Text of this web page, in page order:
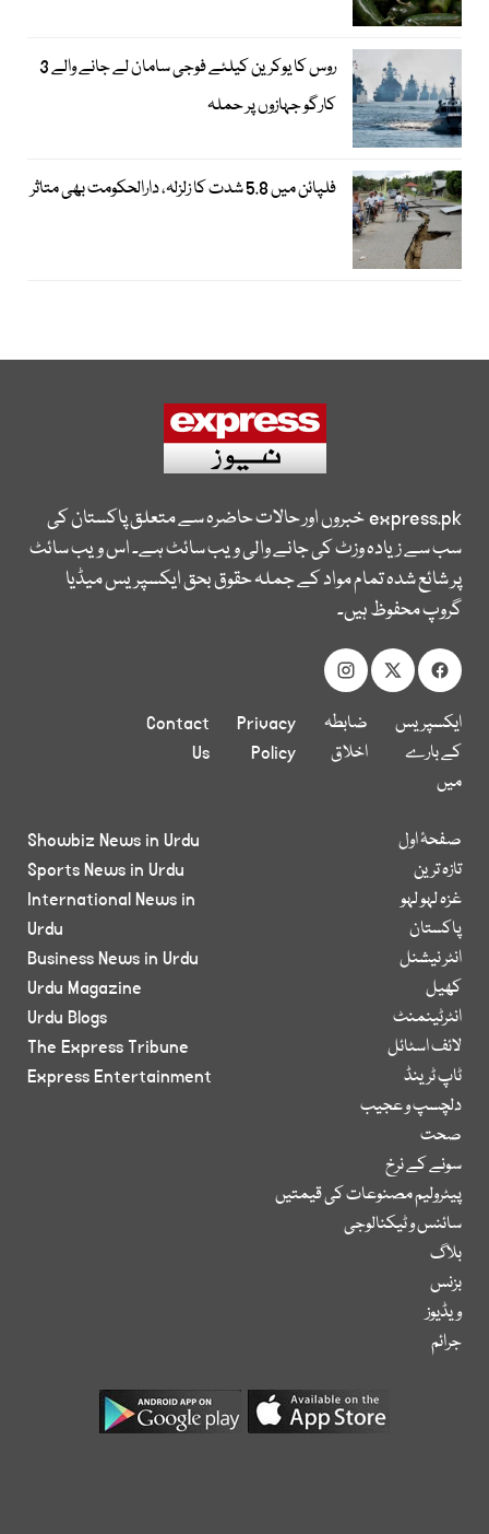
روس کا یوکرین کیلئے فوجی سامان لے جانے والے 3
کارگو جہازوں پر حملہ
فلپائن میں 5.8 شدت کا زلزلہ، دارالحکومت بھی متاثر
express.pkخبروں اور حالات حاضرہ سے متعلق پاکستان کی
سب سے زیادہ وزٹ کی جانے والی ویب سائٹ ہے۔ اس ویب سائٹ
پر شائع شدہ تمام مواد کے جملہ حقوق بحق ایکسپریس میڈیا
گروپ محفوظ ہیں۔
ایکسپریس
کے بارے
میں
ضابطہ
اخلاق
Privacy
Policy
Contact
Us
صفحۂ اول
تازہ ترین
غزہ لہو لہو
پاکستان
انٹر نیشنل
کھیل
انٹرٹینمنٹ
لائف اسٹائل
ٹاپ ٹرینڈ
دلچسپ و عجیب
صحت
سونے کے نرخ
پیٹرولیم مصنوعات کی قیمتیں
سائنس و ٹیکنالوجی
بلاگ
بزنس
ویڈیوز
جرائم
Showbiz News in Urdu
Sports News in Urdu
International News in
Urdu
Business News in Urdu
Urdu Magazine
Urdu Blogs
The Express Tribune
Express Entertainment